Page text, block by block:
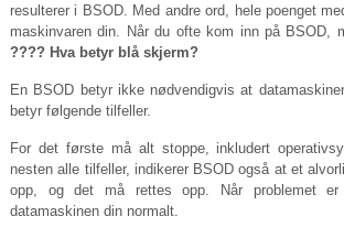
resulterer i BSOD. Med andre ord, hele poenget
maskinvaren din. Når du ofte kom inn på BSOD,
???? Hva betyr blå skjerm?
En BSOD betyr ikke nødvendigvis at
betyr følgende tilfeller.
For det første må alt stoppe, inkludert
nesten alle tilfeller, indikerer BSOD også at et
opp, og det må rettes opp. Når problemet
datamaskinen din normalt.